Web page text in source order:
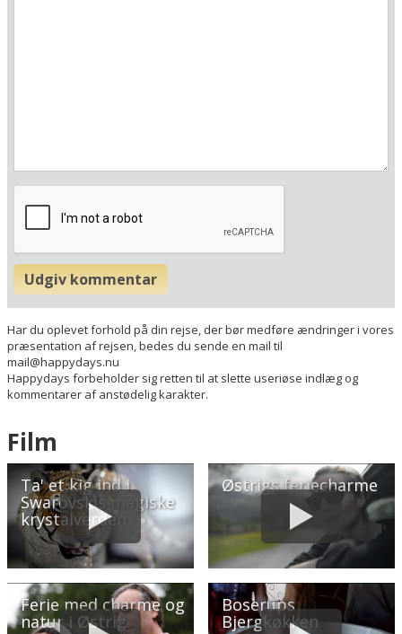
Udgiv kommentar
Har du oplevet forhold på din rejse, der bør medføre ændringer i vores
præsentation af rejsen, bedes du sende en mail til
mail@happydays.nu
Happydays forbeholder sig retten til at slette useriøse indlæg og
kommentarer af anstødelig karakter.
Film
Ta' et kig ind i
Swarovskis magiske
krystalverden
Østrigs feriecharme
Ferie med charme og
natur i Østrig
Boserups
Bjergkøkken